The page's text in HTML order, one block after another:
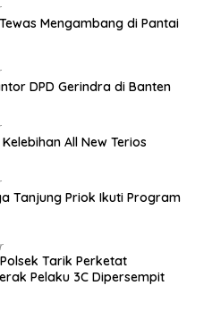
Mengambang di Pantai
DPD Gerindra di Banten
All New Terios
Tanjung Priok Ikuti Program
Tarik Perketat
Pelaku 3C Dipersempit